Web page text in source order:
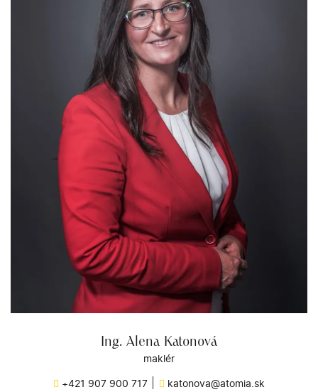
Ing. Alena Katonová
maklér
+421 907 900 717
katonova@atomia.sk